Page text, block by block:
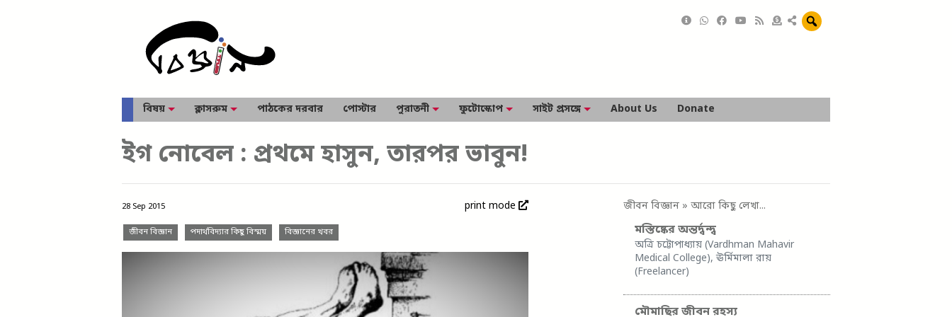
বিষয় ক্লাসরুম পাঠকের দরবার পোস্টার পুরাতনী ফুটোস্কোপ সাইট প্রসঙ্গে About Us Donate
ইগ নোবেল : প্রথমে হাসুন, তারপর ভাবুন!
28 Sep 2015 print mode
জীবন বিজ্ঞান পদার্থবিদ্যার কিছু বিস্ময় বিজ্ঞানের খবর
জীবন বিজ্ঞান » আরো কিছু লেখা...
মস্তিষ্কের অন্তর্দ্বন্দ্ব
অত্রি চট্টোপাধ্যায় (Vardhman Mahavir
Medical College), ঊর্মিমালা রায়
(Freelancer)
মৌমাছির জীবন রহস্য